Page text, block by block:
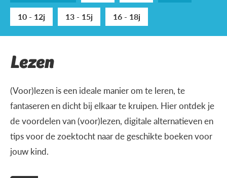
10 - 12j
13 - 15j 16 - 18j
Lezen
(Voor)lezen is een ideale manier om te leren, te
fantaseren en dicht bij elkaar te kruipen. Hier ontdek je
de voordelen van (voor)lezen, digitale alternatieven en
tips voor de zoektocht naar de geschikte boeken voor
jouw kind.